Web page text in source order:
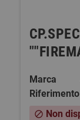
Marca
Riferimento
block Non